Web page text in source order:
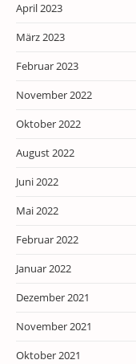
April 2023
März 2023
Februar 2023
November 2022
Oktober 2022
August 2022
Juni 2022
Mai 2022
Februar 2022
Januar 2022
Dezember 2021
November 2021
Oktober 2021